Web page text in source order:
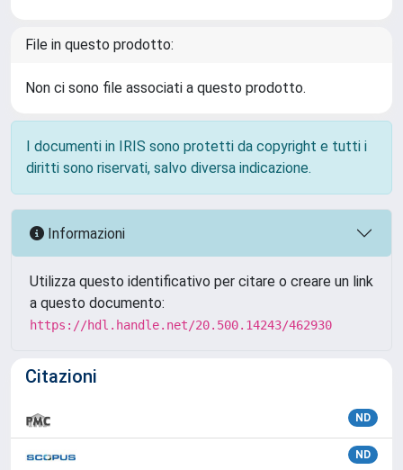
File in questo prodotto:
Non ci sono file associati a questo prodotto.
I documenti in IRIS sono protetti da copyright e tutti i
diritti sono riservati, salvo diversa indicazione.
Informazioni
Utilizza questo identificativo per citare o creare un link
a questo documento:
https://hdl.handle.net/20.500.14243/462930
Citazioni
ND
ND